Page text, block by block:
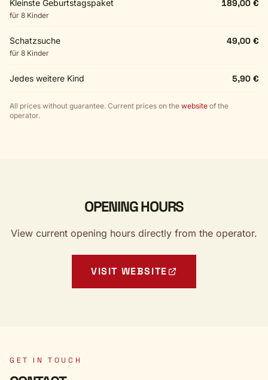
Kleinste Geburtstagspaket
für 8 Kinder
189,00 €
Schatzsuche
für 8 Kinder
49,00 €
Jedes weitere Kind 5,90 €
All prices without guarantee. Current prices on the website of the
operator.
OPENING HOURS
View current opening hours directly from the operator.
VISIT WEBSITE
GET IN TOUCH